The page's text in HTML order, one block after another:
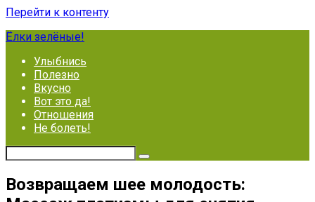
Перейти к контенту
Ёлки зелёные!
Улыбнись
Полезно
Вкусно
Вот это да!
Отношения
Не болеть!
Возвращаем шее молодость: